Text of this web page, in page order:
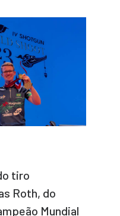
tiro
Roth, do
Mundial